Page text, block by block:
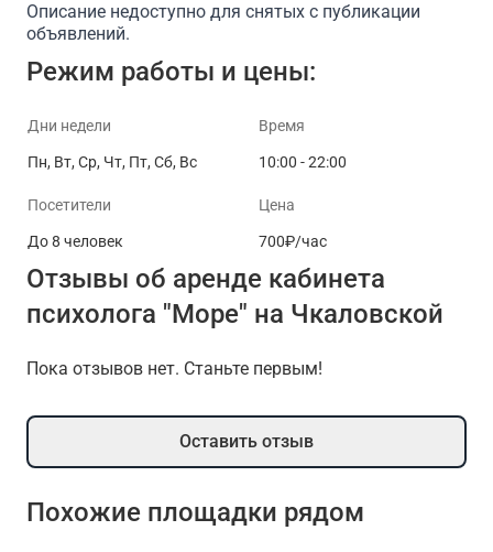
Описание недоступно для снятых с публикации
объявлений.
Режим работы и цены:
Дни недели
Пн, Вт, Ср, Чт, Пт, Сб, Вс
Время
10:00 - 22:00
Посетители
До 8 человек
Цена
700₽/час
Отзывы об аренде кабинета
психолога "Море" на Чкаловской
Пока отзывов нет. Станьте первым!
Оставить отзыв
Похожие площадки рядом